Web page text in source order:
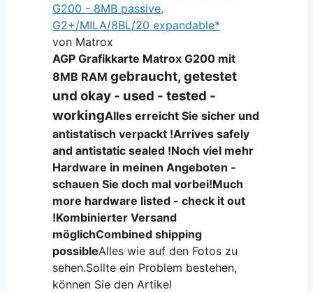
G200 - 8MB passive,
G2+/MILA/8BL/20 expandable*
von Matrox
AGP Grafikkarte Matrox G200 mit
8MB RAMgebraucht, getestet
und okay - used - tested -
workingAlles erreicht Sie sicher und
antistatisch verpackt !Arrives safely
and antistatic sealed !Noch viel mehr
Hardware in meinen Angeboten -
schauen Sie doch mal vorbei!Much
more hardware listed - check it out
!Kombinierter Versand
möglichCombined shipping
possibleAlles wie auf den Fotos zu
sehen.Sollte ein Problem bestehen,
können Sie den Artikel